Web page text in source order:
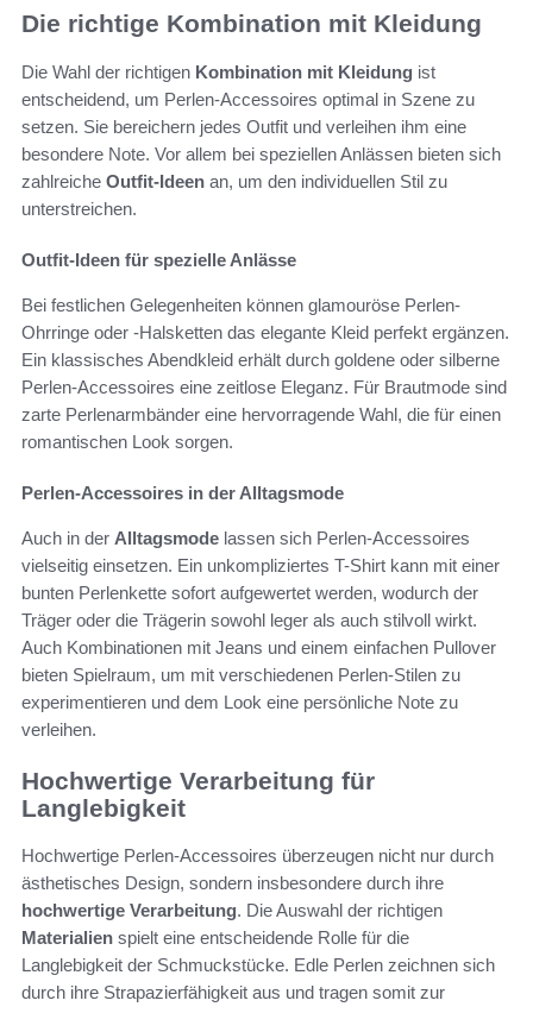
Die richtige Kombination mit Kleidung
Die Wahl der richtigen Kombination mit Kleidung ist
entscheidend, um Perlen-Accessoires optimal in Szene zu
setzen. Sie bereichern jedes Outfit und verleihen ihm eine
besondere Note. Vor allem bei speziellen Anlässen bieten sich
zahlreiche Outfit-Ideen an, um den individuellen Stil zu
unterstreichen.
Outfit-Ideen für spezielle Anlässe
Bei festlichen Gelegenheiten können glamouröse Perlen-
Ohrringe oder -Halsketten das elegante Kleid perfekt ergänzen.
Ein klassisches Abendkleid erhält durch goldene oder silberne
Perlen-Accessoires eine zeitlose Eleganz. Für Brautmode sind
zarte Perlenarmbänder eine hervorragende Wahl, die für einen
romantischen Look sorgen.
Perlen-Accessoires in der Alltagsmode
Auch in der Alltagsmode lassen sich Perlen-Accessoires
vielseitig einsetzen. Ein unkompliziertes T-Shirt kann mit einer
bunten Perlenkette sofort aufgewertet werden, wodurch der
Träger oder die Trägerin sowohl leger als auch stilvoll wirkt.
Auch Kombinationen mit Jeans und einem einfachen Pullover
bieten Spielraum, um mit verschiedenen Perlen-Stilen zu
experimentieren und dem Look eine persönliche Note zu
verleihen.
Hochwertige Verarbeitung für
Langlebigkeit
Hochwertige Perlen-Accessoires überzeugen nicht nur durch
ästhetisches Design, sondern insbesondere durch ihre
hochwertige Verarbeitung. Die Auswahl der richtigen
Materialien spielt eine entscheidende Rolle für die
Langlebigkeit der Schmuckstücke. Edle Perlen zeichnen sich
durch ihre Strapazierfähigkeit aus und tragen somit zur